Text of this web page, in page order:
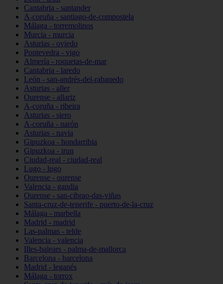
Cantabria - santander
A-coruña - santiago-de-compostela
Málaga - torremolinos
Murcia - murcia
Asturias - oviedo
Pontevedra - vigo
Almería - roquetas-de-mar
Cantabria - laredo
León - san-andrés-del-rabanedo
Asturias - aller
Ourense - allariz
A-coruña - ribeira
Asturias - siero
A-coruña - narón
Asturias - navia
Gipuzkoa - hondarribia
Gipuzkoa - irun
Ciudad-real - ciudad-real
Lugo - lugo
Ourense - ourense
Valencia - gandia
Ourense - san-cibrao-das-viñas
Santa-cruz-de-tenerife - puerto-de-la-cruz
Málaga - marbella
Madrid - madrid
Las-palmas - telde
Valencia - valencia
Illes-balears - palma-de-mallorca
Barcelona - barcelona
Madrid - leganés
Málaga - torrox